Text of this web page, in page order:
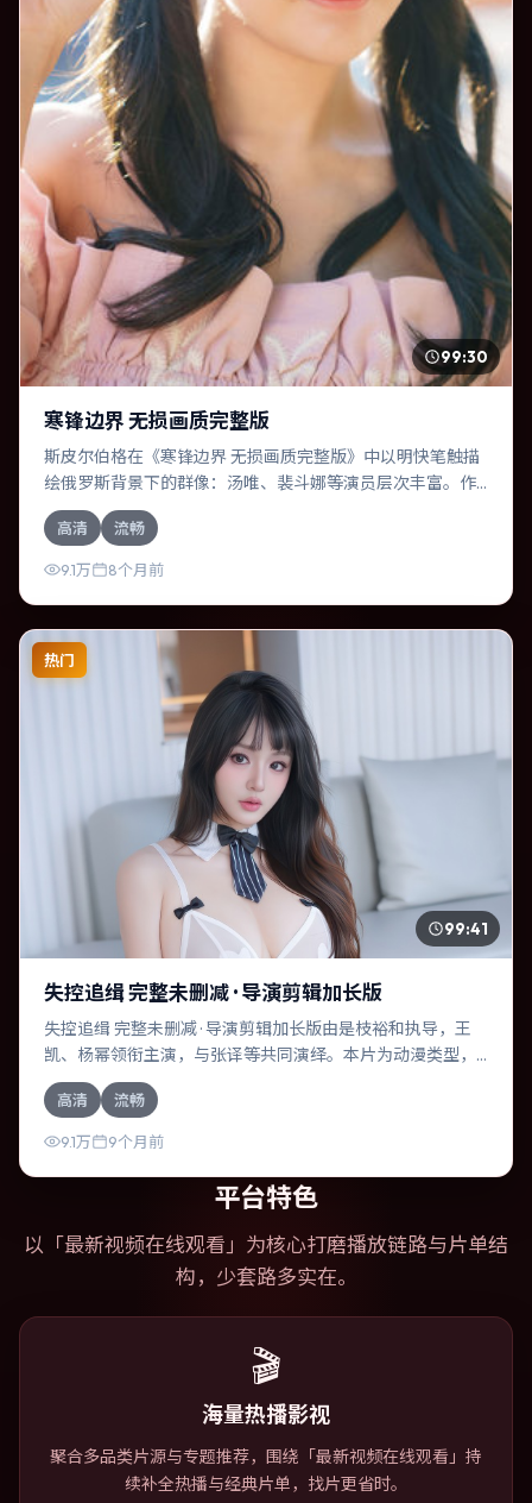
99:30
寒锋边界 无损画质完整版
斯皮尔伯格在《寒锋边界 无损画质完整版》中以明快笔触描
绘俄罗斯背景下的群像：汤唯、裴斗娜等演员层次丰富。作
为一部传记作品，故事从日常裂缝切入，逐步推向不可逆转
的结局；视听语言统一，情感落点克制有力。
高清 流畅
9.1万 8个月前
热门
99:41
失控追缉 完整未删减 · 导演剪辑加长版
失控追缉 完整未删减 · 导演剪辑加长版由是枝裕和执导，王
凯、杨幂领衔主演，与张译等共同演绎。本片为动漫类型，
主要班底与取景来自印度。时间循环困住主角，每一次醒来
规则都在改变。影片整体气质浓烈，节奏紧凑，人物动机清
晰，适合喜欢强情节与细腻表演的观众。
高清 流畅
9.1万 9个月前
平台特色
以「最新视频在线观看 」为核心打磨播放链路与片单结
构，少套路多实在。
🎬
海量热播影视
聚合多品类片源与专题推荐，围绕「最新视频在线观看」持
续补全热播与经典片单，找片更省时。